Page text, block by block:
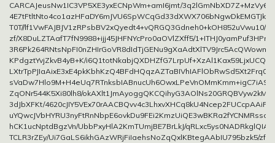
CARCAJeusNw1IC3VP5XE3yxECNpWm+amI6jmt/
T0T//lf1VwFAJBJV1zRPsbBV2xQyedt4+vQRGQ3Gdneh0+kOH852uVwu10/
zf/X8DuLZTAafT7fN9988+ijj45JHFNYcPro0aOVlZXff5/
KPdgztYvjZkvB4yB+K/
ZqONr544K5Xi80lh8/
3dJbXFKt/
hCK1ucNptdBgzVn/UbbPxyHlA2KmTUmjBE7BrLkJ/
TCLR3rZEy/Ui7GaLS6ikhGAzWRjFiIaehsNoZqQxlKBtegAAbIU795bzk5/